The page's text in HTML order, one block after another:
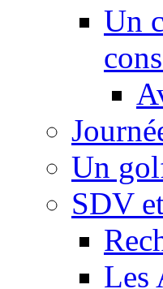
Un
Un
SDV
Les